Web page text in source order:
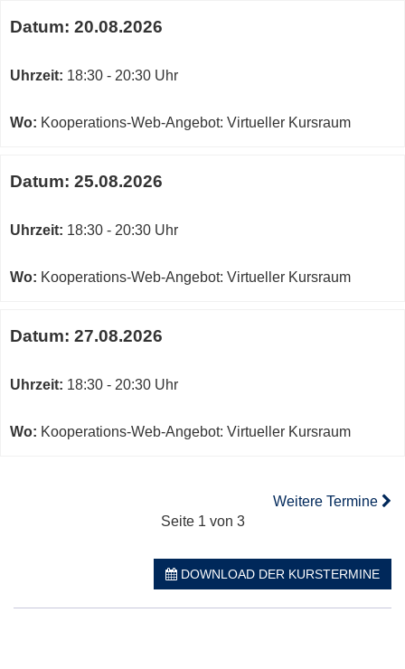
Datum: 20.08.2026
Uhrzeit: 18:30 - 20:30 Uhr
Wo: Kooperations-Web-Angebot: Virtueller Kursraum
Datum: 25.08.2026
Uhrzeit: 18:30 - 20:30 Uhr
Wo: Kooperations-Web-Angebot: Virtueller Kursraum
Datum: 27.08.2026
Uhrzeit: 18:30 - 20:30 Uhr
Wo: Kooperations-Web-Angebot: Virtueller Kursraum
Weitere Termine
Seite 1 von 3
DOWNLOAD DER KURSTERMINE